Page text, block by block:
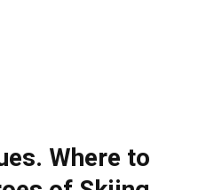
Where to